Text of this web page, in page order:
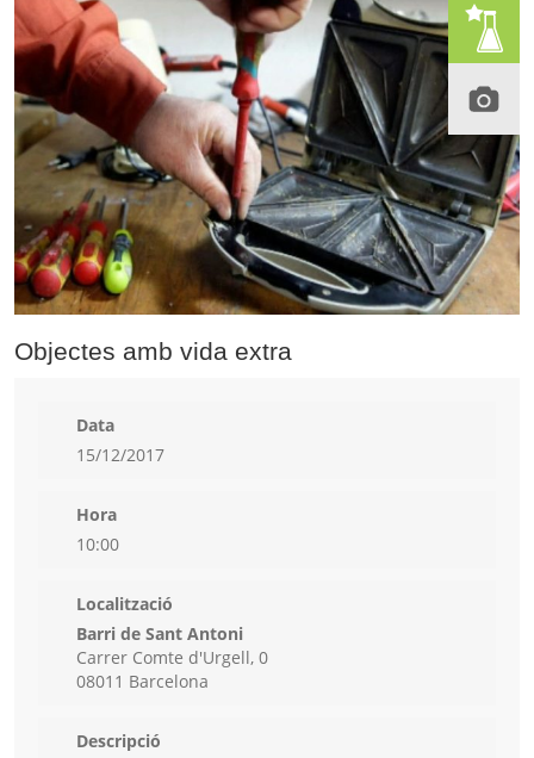
Objectes amb vida extra
Data
15/12/2017
Hora
10:00
Localització
Barri de Sant Antoni
Carrer Comte d'Urgell, 0
08011 Barcelona
Descripció